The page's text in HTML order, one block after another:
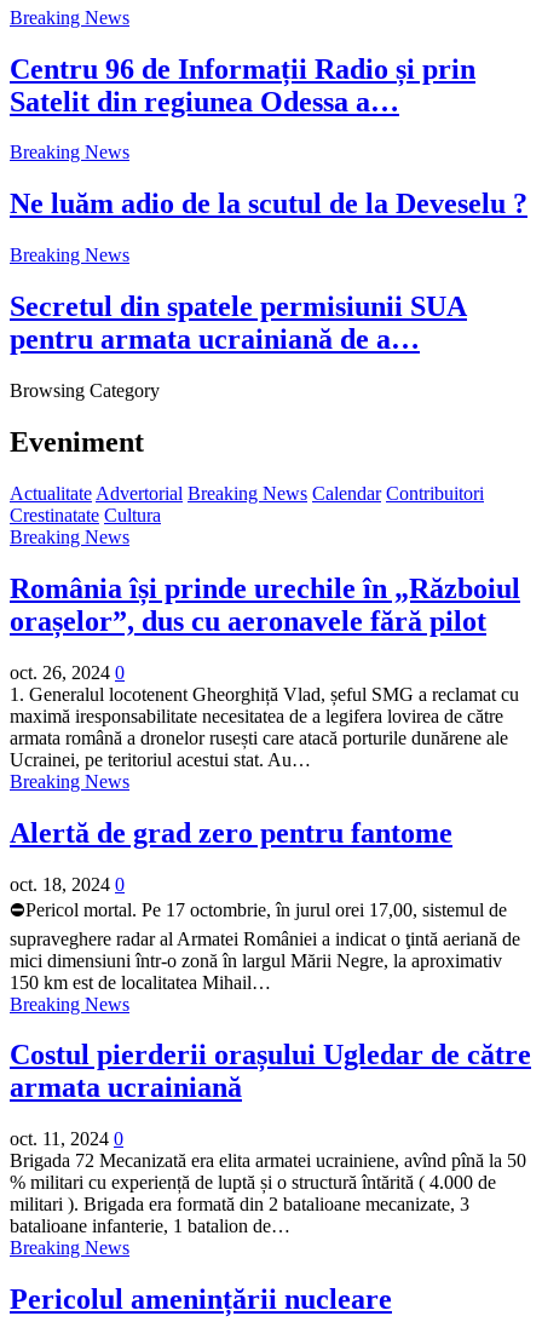
Breaking News
Centru 96 de Informații Radio și prin
Satelit din regiunea Odessa a…
Breaking News
Ne luăm adio de la scutul de la Deveselu ?
Breaking News
Secretul din spatele permisiunii SUA
pentru armata ucrainiană de a…
Browsing Category
Eveniment
Actualitate Advertorial Breaking News Calendar Contribuitori
Crestinatate Cultura
Breaking News
România își prinde urechile în „Războiul
orașelor”, dus cu aeronavele fără pilot
oct. 26, 2024 0
1. Generalul locotenent Gheorghiță Vlad, șeful SMG a reclamat cu
maximă iresponsabilitate necesitatea de a legifera lovirea de către
armata română a dronelor rusești care atacă porturile dunărene ale
Ucrainei, pe teritoriul acestui stat. Au…
Breaking News
Alertă de grad zero pentru fantome
oct. 18, 2024 0
⛔️Pericol mortal. Pe 17 octombrie, în jurul orei 17,00, sistemul de
supraveghere radar al Armatei României a indicat o ţintă aeriană de
mici dimensiuni într-o zonă în largul Mării Negre, la aproximativ
150 km est de localitatea Mihail…
Breaking News
Costul pierderii orașului Ugledar de către
armata ucrainiană
oct. 11, 2024 0
Brigada 72 Mecanizată era elita armatei ucrainiene, avînd pînă la 50
% militari cu experiență de luptă și o structură întărită ( 4.000 de
militari ). Brigada era formată din 2 batalioane mecanizate, 3
batalioane infanterie, 1 batalion de…
Breaking News
Pericolul amenințării nucleare